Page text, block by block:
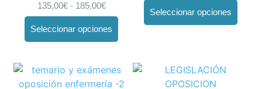
135,00€ - 185,00€
Seleccionar opciones
Seleccionar opciones